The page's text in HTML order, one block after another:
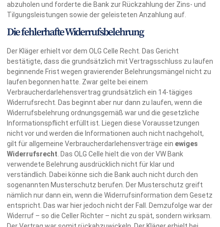
abzuholen und forderte die Bank zur Rückzahlung der Zins- und
Tilgungsleistungen sowie der geleisteten Anzahlung auf.
Die fehlerhafte Widerrufsbelehrung
Der Kläger erhielt vor dem OLG Celle Recht. Das Gericht
bestätigte, dass die grundsätzlich mit Vertragsschluss zu laufen
beginnende Frist wegen gravierender Belehrungsmängel nicht zu
laufen begonnen hatte. Zwar gelte bei einem
Verbraucherdarlehensvertrag grundsätzlich ein 14-tägiges
Widerrufsrecht. Das beginnt aber nur dann zu laufen, wenn die
Widerrufsbelehrung ordnungsgemäß war und die gesetzliche
Informationspflicht erfüllt ist. Liegen diese Voraussetzungen
nicht vor und werden die Informationen auch nicht nachgeholt,
gilt für allgemeine Verbraucherdarlehensverträge ein ewiges
Widerrufsrecht. Das OLG Celle hielt die von der VW Bank
verwendete Belehrung ausdrücklich nicht für klar und
verständlich. Dabei könne sich die Bank auch nicht durch den
sogenannten Musterschutz berufen. Der Musterschutz greift
nämlich nur dann ein, wenn die Widerrufsinformation dem Gesetz
entspricht. Das war hier jedoch nicht der Fall. Demzufolge war der
Widerruf – so die Celler Richter – nicht zu spät, sondern wirksam.